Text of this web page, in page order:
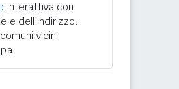
interattiva con
e dell'indirizzo.
vicini